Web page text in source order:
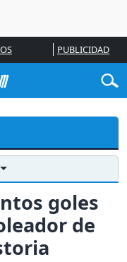
PUBLICIDAD
goles
de